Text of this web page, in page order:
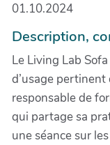
01.10.2024
Description,
Le Living Lab
d’usage pertinent
responsable de
qui partage sa
une séance sur